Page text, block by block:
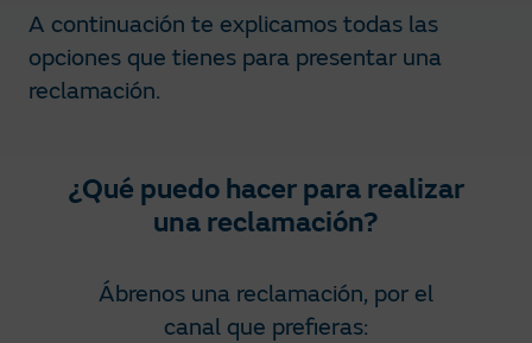
A continuación te explicamos todas las
opciones que tienes para presentar una
reclamación.
¿Qué puedo hacer para realizar
una reclamación?
Ábrenos una reclamación, por el
canal que prefieras: